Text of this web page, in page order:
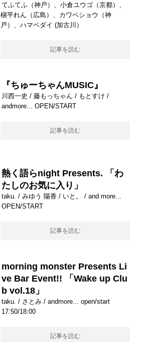
てふてふ（神戸）、小倉ユウゴ（京都）、
槇平れん（広島）、カワベショウ（神
戸）、ハマベダイ (加古川）
記事を読む
『ちゅーちゃんMUSIC』
川西一史 / 藤もっちゃん / もとすけ /
andmore... OPEN/START
記事を読む
熱く語らnight Presents. 「わ
たしのお気に入り」
taku. / みゆう 陽香 / いと。 / and more...
OPEN/START
記事を読む
morning monster Presents Li
ve Bar Event!! 「Wake up Clu
b vol.18」
taku. / さとみ / andmore... open/start
17:50/18:00
記事を読む